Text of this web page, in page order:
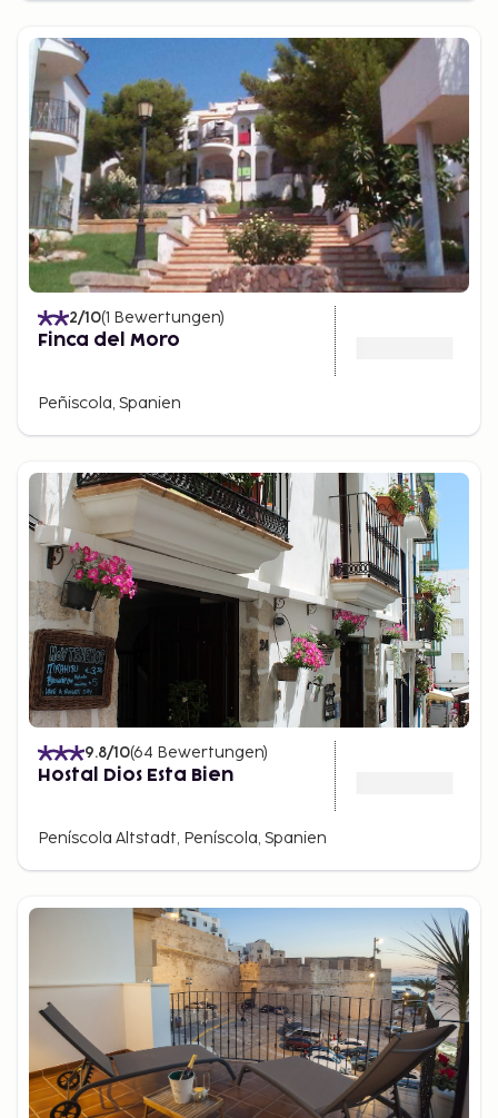
2/10(1 Bewertungen)
Finca del Moro
Peñiscola, Spanien
9.8/10(64 Bewertungen)
Hostal Dios Esta Bien
Peníscola Altstadt, Peníscola, Spanien